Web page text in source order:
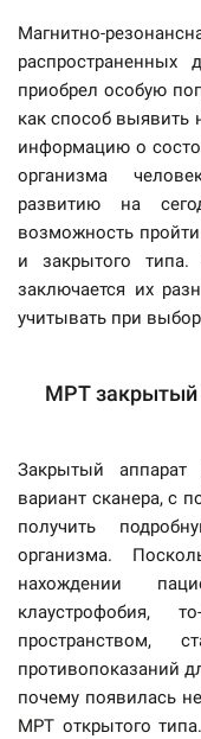
Магнитно-
распространенных
приобрел особую
как способ выявить
информацию о
организма
развитию на
возможность
и закрытого
заключается их
учитывать при
МРТ закрытый
Закрытый аппарат
вариант сканера, с
получить
организма.
нахождении
клаустрофобия,
пространством,
противопоказаний
почему появилась
МРТ открытого